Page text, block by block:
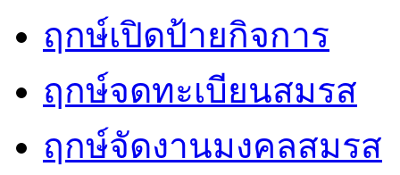
ฤกษ์เปิดป้ายกิจการ
ฤกษ์จดทะเบียนสมรส
ฤกษ์จัดงานมงคลสมรส